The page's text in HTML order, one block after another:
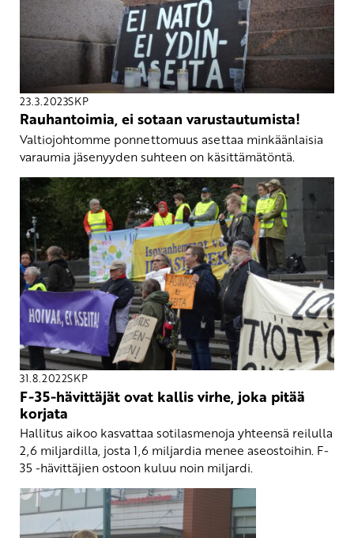
23.3.2023SKP
Rauhantoimia, ei sotaan varustautumista!
Valtiojohtomme ponnettomuus asettaa minkäänlaisia
varaumia jäsenyyden suhteen on käsittämätöntä.
31.8.2022SKP
F-35-hävittäjät ovat kallis virhe, joka pitää
korjata
Hallitus aikoo kasvattaa sotilasmenoja yhteensä reilulla
2,6 miljardilla, josta 1,6 miljardia menee aseostoihin. F-
35 -hävittäjien ostoon kuluu noin miljardi.